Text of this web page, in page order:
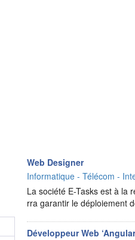
Web Designer
Informatique - Télécom -
La société E-Tasks est à la
rra garantir le déploiement
Développeur Web